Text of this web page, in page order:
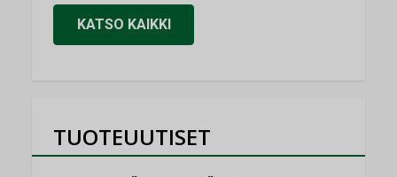
KATSO KAIKKI
TUOTEUUTISET